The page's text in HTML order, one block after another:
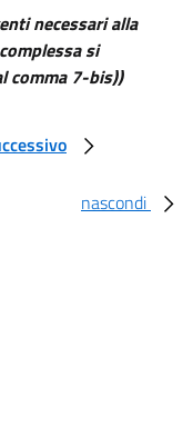
necessari alla
si
comma 7-bis))
nascondi